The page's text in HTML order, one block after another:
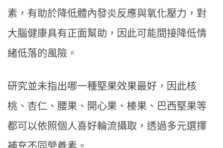
素，有助於降低體內發炎反應與氧化壓力，對
大腦健康具有正面幫助，因此可能間接降低情
緒低落的風險。
研究並未指出哪一種堅果效果最好，因此核
桃、杏仁、腰果、開心果、榛果、巴西堅果等
都可以依照個人喜好輪流攝取，透過多元選擇
補充不同營養素。